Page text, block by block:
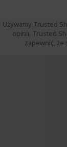
Używamy Trusted
opinii. Trusted
zapewnić, że